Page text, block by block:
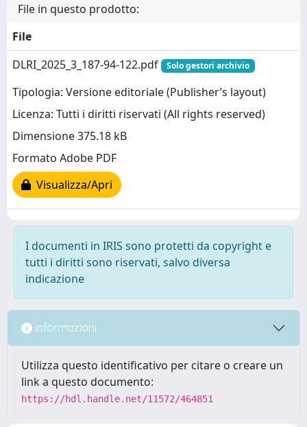
File in questo prodotto:
File
DLRI_2025_3_187-94-122.pdf
Solo gestori archivio
Tipologia: Versione editoriale (Publisher’s layout)
Licenza: Tutti i diritti riservati (All rights reserved)
Dimensione 375.18 kB
Formato Adobe PDF
Visualizza/Apri
I documenti in IRIS sono protetti da copyright e
tutti i diritti sono riservati, salvo diversa
indicazione
Informazioni
Utilizza questo identificativo per citare o creare un
link a questo documento:
https://hdl.handle.net/11572/464851